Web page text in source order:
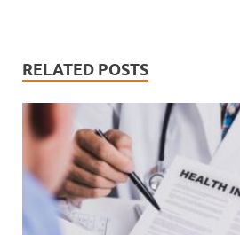
RELATED POSTS